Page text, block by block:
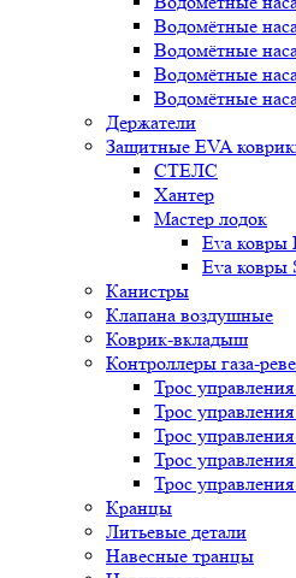
Водомётные
Водомётные
Водомётные
Водомётные
Держатели
Защитные EVA
СТЕЛС
Хантер
Мастер лодок
Eva ковры
Eva ковры
Канистры
Клапана воздушные
Коврик-вкладыш
Контроллеры газа-
Трос
Трос
Трос
Трос
Трос
Кранцы
Литьевые детали
Навесные транцы